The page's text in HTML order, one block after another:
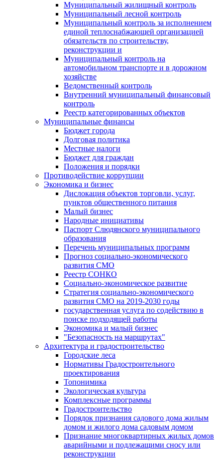
Муниципальный жилищный контроль
Муниципальный лесной контроль
Муниципальный контроль за исполнением
единой теплоснабжающей организацией
обязательств по строительству,
реконструкции и
Муниципальный контроль на
автомобильном транспорте и в дорожном
хозяйстве
Ведомственный контроль
Внутренний муниципальный финансовый
контроль
Реестр категорированных объектов
Муниципальные финансы
Бюджет города
Долговая политика
Местные налоги
Бюджет для граждан
Положения и порядки
Противодействие коррупции
Экономика и бизнес
Дислокация объектов торговли, услуг,
пунктов общественного питания
Малый бизнес
Народные инициативы
Паспорт Слюдянского муниципального
образования
Перечень муниципальных программ
Прогноз социально-экономического
развития СМО
Реестр СОНКО
Социально-экономическое развитие
Стратегия социально-экономического
развития СМО на 2019-2030 годы
государственная услуга по содействию в
поиске подходящей работы
Экономика и малый бизнес
"Безопасность на маршрутах"
Архитектура и градостроительство
Городские леса
Нормативы Градостроительного
проектирования
Топонимика
Экологическая культура
Комплексные программы
Градостроительство
Порядок признания садового дома жилым
домом и жилого дома садовым домом
Признание многоквартирных жилых домов
аварийными и подлежащими сносу или
реконструкции